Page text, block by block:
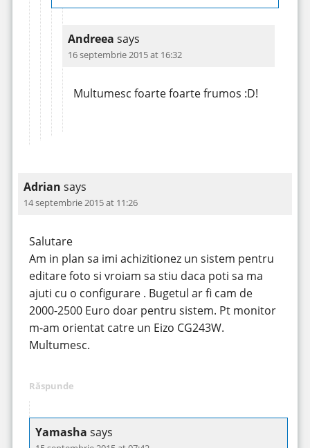
Andreea says
16 septembrie 2015 at 16:32
Multumesc foarte foarte frumos :D!
Adrian says
14 septembrie 2015 at 11:26
Salutare
Am in plan sa imi achizitionez un sistem pentru
editare foto si vroiam sa stiu daca poti sa ma
ajuti cu o configurare . Bugetul ar fi cam de
2000-2500 Euro doar pentru sistem. Pt monitor
m-am orientat catre un Eizo CG243W.
Multumesc.
Răspunde
Yamasha says